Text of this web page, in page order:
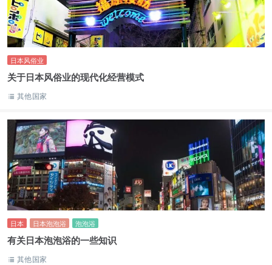
日本风俗业
关于日本风俗业的现代化经营模式
其他国家
日本 日本泡泡浴 泡泡浴
有关日本泡泡浴的一些知识
其他国家